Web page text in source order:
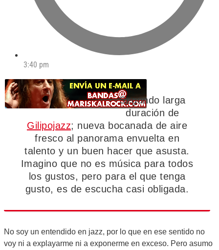
3:40 pm
Segundo larga
duración de
Gilipojazz; nueva bocanada de aire
fresco al panorama envuelta en
talento y un buen hacer que asusta.
Imagino que no es música para todos
los gustos, pero para el que tenga
gusto, es de escucha casi obligada.
No soy un entendido en jazz, por lo que en ese sentido no
voy ni a explayarme ni a exponerme en exceso. Pero asumo